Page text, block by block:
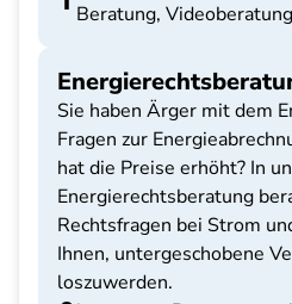
Beratung, Videoberatung
Sie haben Ärger mit dem
Fragen zur
hat die Preise erhöht? In
Energierechtsberatung
Rechtsfragen bei Strom
Ihnen, untergeschobene
loszuwerden.